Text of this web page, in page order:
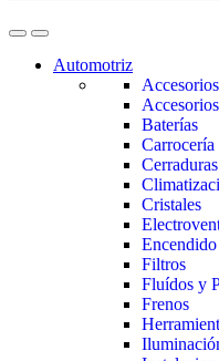
Automotriz
Baterías
Carrocería
Cristales
Encendido
Filtros
Fluídos y
Frenos